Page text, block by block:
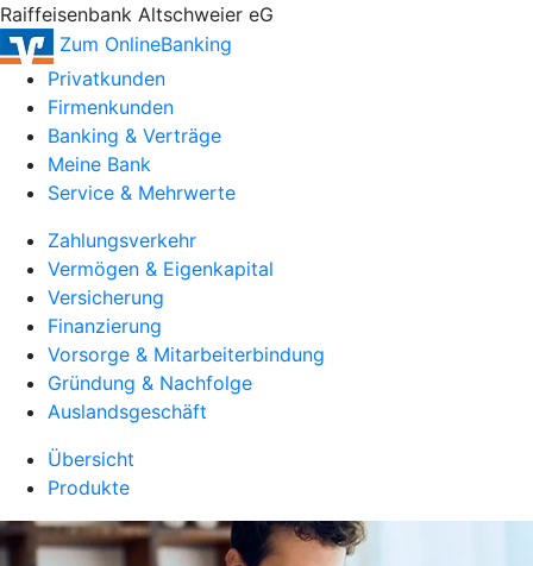
Raiffeisenbank Altschweier eG
Zum OnlineBanking
Privatkunden
Firmenkunden
Banking & Verträge
Meine Bank
Service & Mehrwerte
Zahlungsverkehr
Vermögen & Eigenkapital
Versicherung
Finanzierung
Vorsorge & Mitarbeiterbindung
Gründung & Nachfolge
Auslandsgeschäft
Übersicht
Produkte